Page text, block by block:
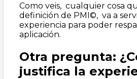
Como veis, cualquier cosa
definición de PMI©, va a
experiencia para poder
aplicación.
Otra pregunta:
justifica la